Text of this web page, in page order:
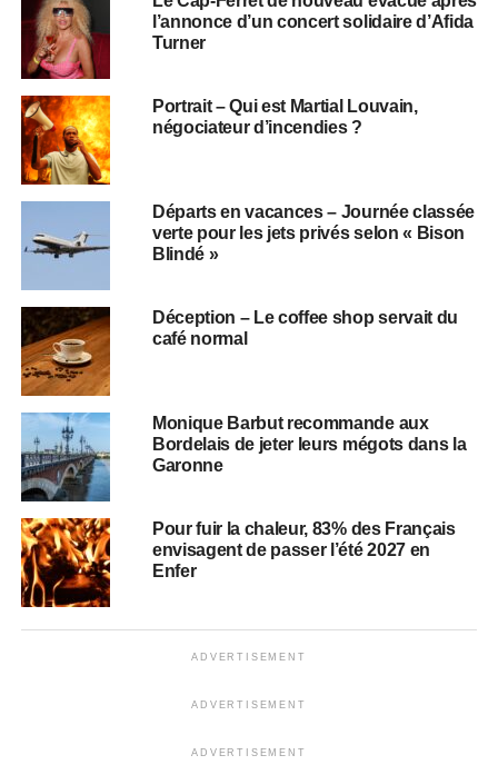
l’annonce d’un concert solidaire d’Afida
Turner
Portrait – Qui est Martial Louvain,
négociateur d’incendies ?
Départs en vacances – Journée classée
verte pour les jets privés selon « Bison
Blindé »
Déception – Le coffee shop servait du
café normal
Monique Barbut recommande aux
Bordelais de jeter leurs mégots dans la
Garonne
Pour fuir la chaleur, 83% des Français
envisagent de passer l’été 2027 en
Enfer
ADVERTISEMENT
ADVERTISEMENT
ADVERTISEMENT